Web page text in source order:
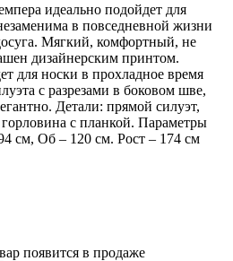
идеально подойдет для
в повседневной жизни
Мягкий, комфортный, не
дизайнерским принтом.
для носки в прохладное время
с разрезами в боковом шве,
Детали: прямой силуэт,
с планкой. Параметры
см, Об – 120 см. Рост – 174 см
появится в продаже